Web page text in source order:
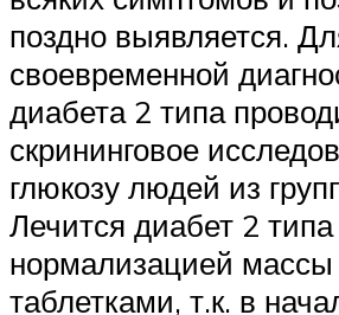
поздно выявляется.
своевременной
диабета 2 типа
скрининговое
глюкозу людей из
Лечится диабет 2
нормализацией
таблетками, т.к. в